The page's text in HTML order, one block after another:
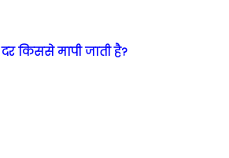
दर किससे मापी जाती है?